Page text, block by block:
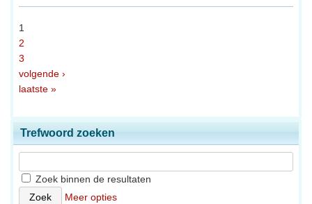
1
2
3
volgende ›
laatste »
Trefwoord zoeken
Zoek binnen de resultaten
Meer opties